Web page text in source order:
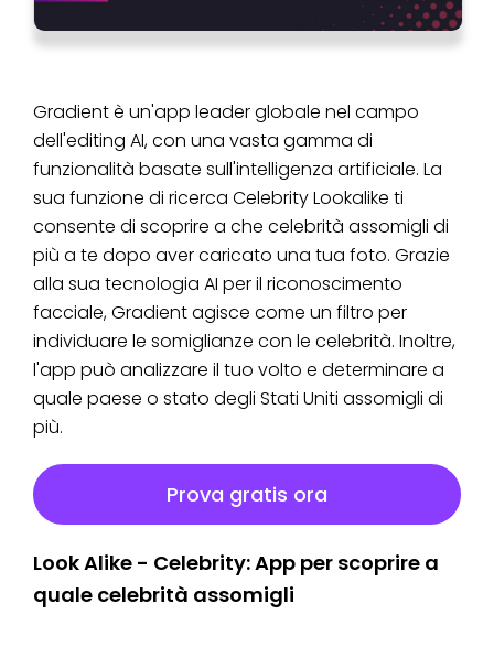
Gradient è un'app leader globale nel campo
dell'editing AI, con una vasta gamma di
funzionalità basate sull'intelligenza artificiale. La
sua funzione di ricerca Celebrity Lookalike ti
consente di scoprire a che celebrità assomigli di
più a te dopo aver caricato una tua foto. Grazie
alla sua tecnologia AI per il riconoscimento
facciale, Gradient agisce come un filtro per
individuare le somiglianze con le celebrità. Inoltre,
l'app può analizzare il tuo volto e determinare a
quale paese o stato degli Stati Uniti assomigli di
più.
Prova gratis ora
Look Alike - Celebrity: App per scoprire a
quale celebrità assomigli